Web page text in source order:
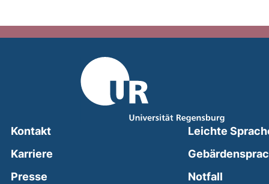
Kontakt
Karriere
Presse
Leichte
Notfall